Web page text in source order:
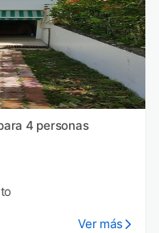
4 personas
Ver más